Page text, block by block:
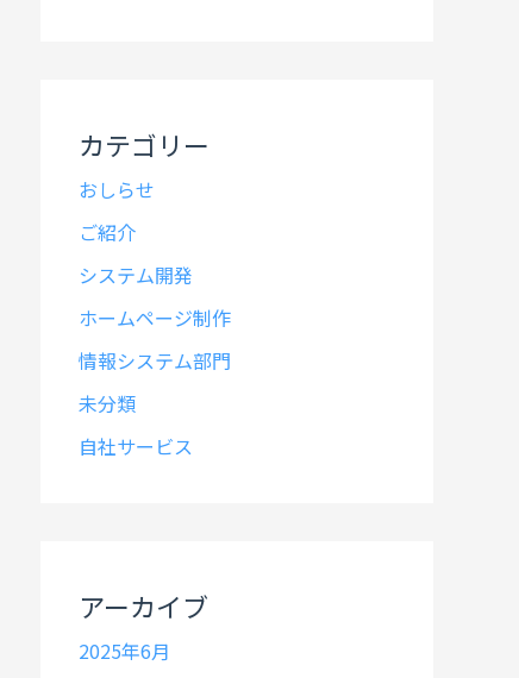
カテゴリー
おしらせ
ご紹介
システム開発
ホームページ制作
情報システム部門
未分類
自社サービス
アーカイブ
2025年6月